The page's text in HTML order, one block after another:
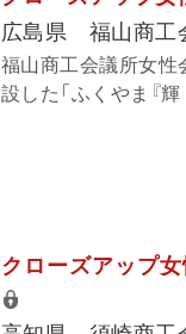
広島県 福山商工
福山商工会議所女性
設した「ふくやま『
クローズアップ